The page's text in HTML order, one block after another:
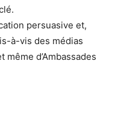
persuasive et,
à-vis des médias
d’Ambassades